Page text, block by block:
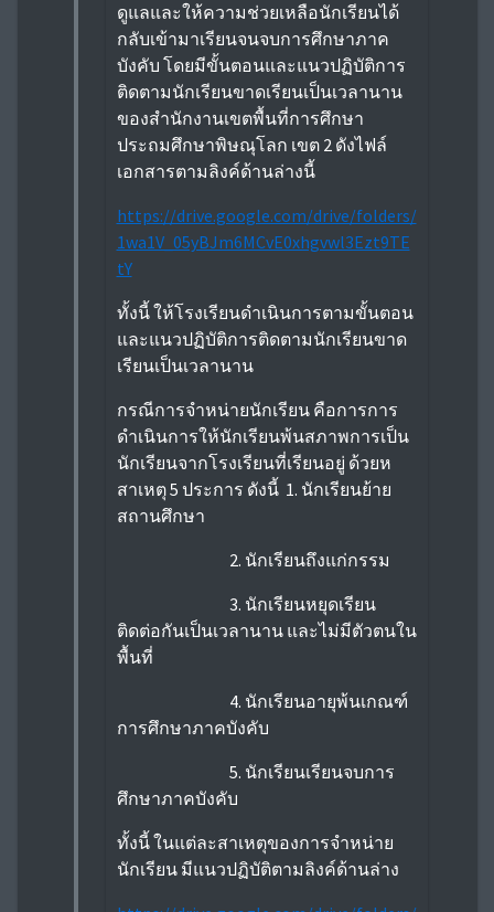
ดูแลและให้ความช่วยเหลือนักเรียนได้
กลับเข้ามาเรียนจนจบการศึกษาภาค
บังคับ โดยมีขั้นตอนและแนวปฏิบัติการ
ติดตามนักเรียนขาดเรียนเป็นเวลานาน
ของสำนักงานเขตพื้นที่การศึกษา
ประถมศึกษาพิษณุโลก เขต 2 ดังไฟล์
เอกสารตามลิงค์ด้านล่างนี้
https://drive.google.com/drive/folders/
1wa1V_05yBJm6MCvE0xhgvwl3Ezt9TE
tY
ทั้งนี้ ให้โรงเรียนดำเนินการตามขั้นตอน
และแนวปฏิบัติการติดตามนักเรียนขาด
เรียนเป็นเวลานาน
กรณีการจำหน่ายนักเรียน คือการการ
ดำเนินการให้นักเรียนพ้นสภาพการเป็น
นักเรียนจากโรงเรียนที่เรียนอยู่ ด้วยห
สาเหตุ 5 ประการ ดังนี้ 1. นักเรียนย้าย
สถานศึกษา
2. นักเรียนถึงแก่กรรม
3. นักเรียนหยุดเรียน
ติดต่อกันเป็นเวลานาน และไม่มีตัวตนใน
พื้นที่
4. นักเรียนอายุพ้นเกณฑ์
การศึกษาภาคบังคับ
5. นักเรียนเรียนจบการ
ศึกษาภาคบังคับ
ทั้งนี้ ในแต่ละสาเหตุของการจำหน่าย
นักเรียน มีแนวปฏิบัติตามลิงค์ด้านล่าง